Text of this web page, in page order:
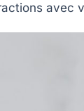
avec